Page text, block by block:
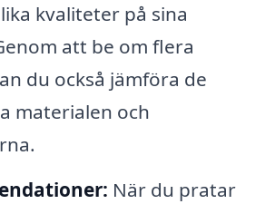
kvaliteter på sina
att be om flera
du också jämföra de
materialen och
När du pratar